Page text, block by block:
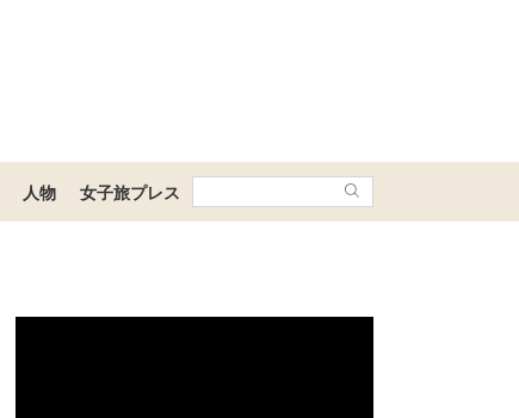
人物 女子旅プレス